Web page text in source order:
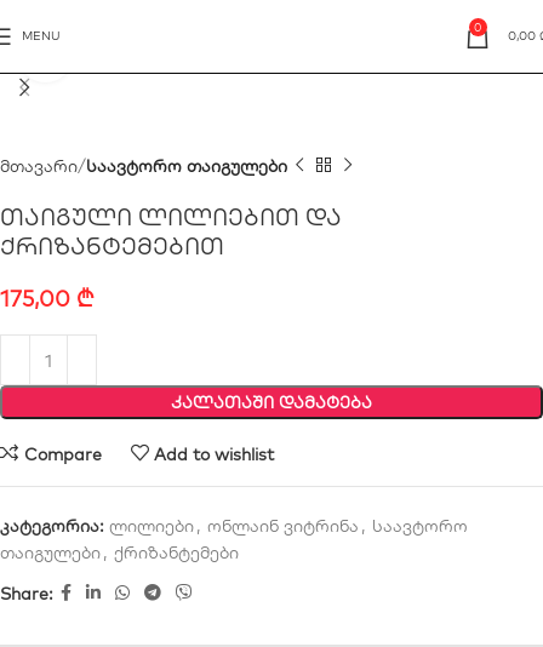
MENU
0
0,00
მთავარი საავტორო თაიგულები
თაიგული ლილიებით და
ქრიზანტემებით
175,00 ₾
ᲙᲐᲚᲐᲗᲐᲨᲘ ᲓᲐᲛᲐᲢᲔᲑᲐ
Compare Add to wishlist
კატეგორია: ლილიები, ონლაინ ვიტრინა , საავტორო
თაიგულები, ქრიზანტემები
Share: